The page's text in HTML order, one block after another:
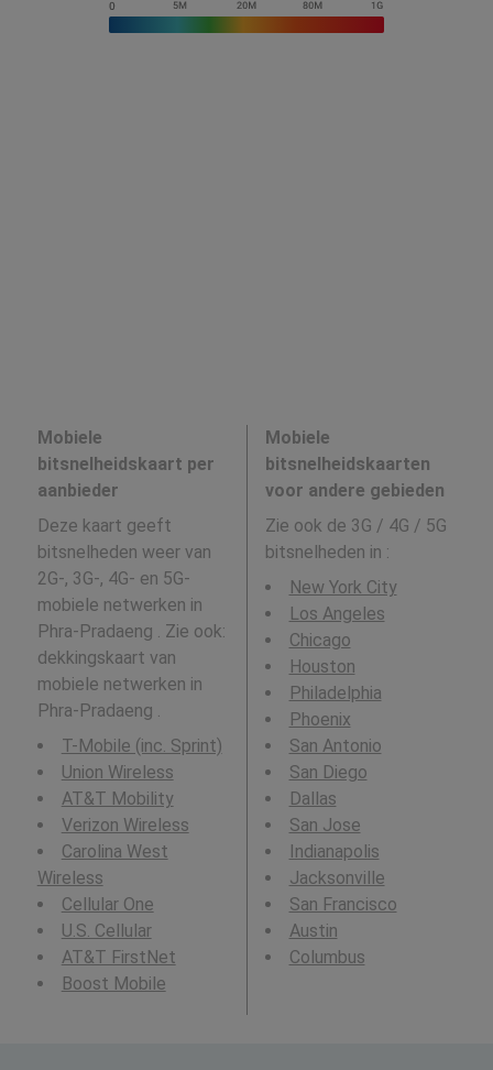
Mobiele
bitsnelheidskaart per
aanbieder
Deze kaart geeft
bitsnelheden weer van
2G-, 3G-, 4G- en 5G-
mobiele netwerken in
Phra-Pradaeng . Zie ook:
dekkingskaart van
mobiele netwerken in
Phra-Pradaeng .
T-Mobile (inc. Sprint)
Union Wireless
AT&T Mobility
Verizon Wireless
Carolina West
Wireless
Cellular One
U.S. Cellular
AT&T FirstNet
Boost Mobile
Mobiele
bitsnelheidskaarten
voor andere gebieden
Zie ook de 3G / 4G / 5G
bitsnelheden in :
New York City
Los Angeles
Chicago
Houston
Philadelphia
Phoenix
San Antonio
San Diego
Dallas
San Jose
Indianapolis
Jacksonville
San Francisco
Austin
Columbus